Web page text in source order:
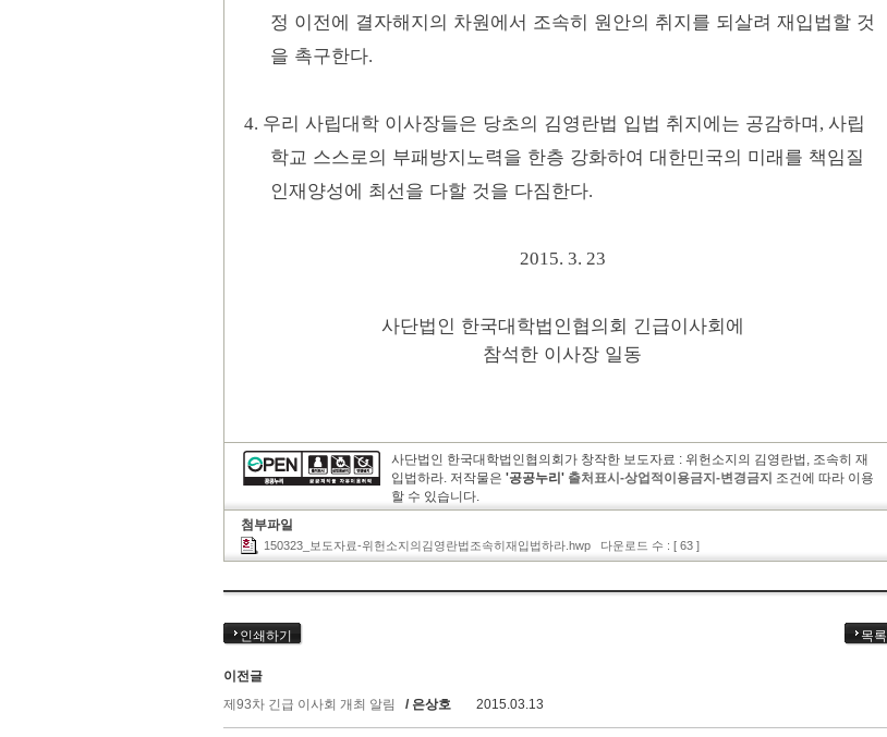
정 이전에 결자해지의 차원에서 조속히 원안의 취지를 되살려 재입법할 것
을 촉구한다.
4. 우리 사립대학 이사장들은 당초의 김영란법 입법 취지에는 공감하며 , 사립
학교 스스로의 부패방지노력을 한층 강화하여 대한민국의 미래를 책임질
인재양성에 최선을 다할 것을 다짐한다.
2015. 3. 23
사단법인 한국대학법인협의회 긴급이사회에
참석한 이사장 일동
사단법인 한국대학법인협의회가 창작한 보도자료 : 위헌소지의 김영란법, 조속히 재
입법하라. 저작물은 '공공누리' 출처표시-상업적이용금지-변경금지 조건에 따라 이용
할 수 있습니다.
첨부파일
150323_보도자료-위헌소지의김영란법조속히재입법하라.hwp 다운로드 수 : [ 63 ]
인쇄하기 목록
이전글
제93차 긴급 이사회 개최 알림
/ 은상호 2015.03.13